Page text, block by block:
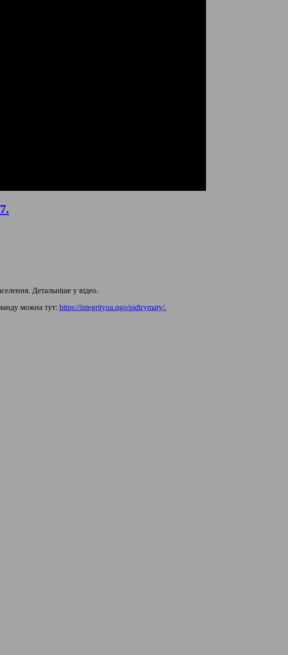
Детальніше у відео.
можна тут: https://integrityua.ngo/pidtrymaty/.